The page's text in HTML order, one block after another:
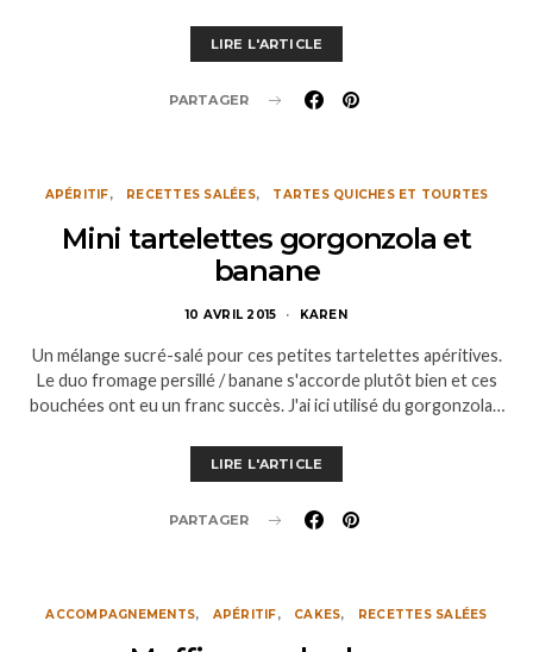
LIRE L'ARTICLE
PARTAGER
APÉRITIF RECETTES SALÉES TARTES QUICHES ET TOURTES
Mini tartelettes gorgonzola et
banane
10 AVRIL 2015 KAREN
Un mélange sucré-salé pour ces petites tartelettes apéritives.
Le duo fromage persillé / banane s'accorde plutôt bien et ces
bouchées ont eu un franc succès. J'ai ici utilisé du gorgonzola…
LIRE L'ARTICLE
PARTAGER
ACCOMPAGNEMENTS APÉRITIF CAKES RECETTES SALÉES